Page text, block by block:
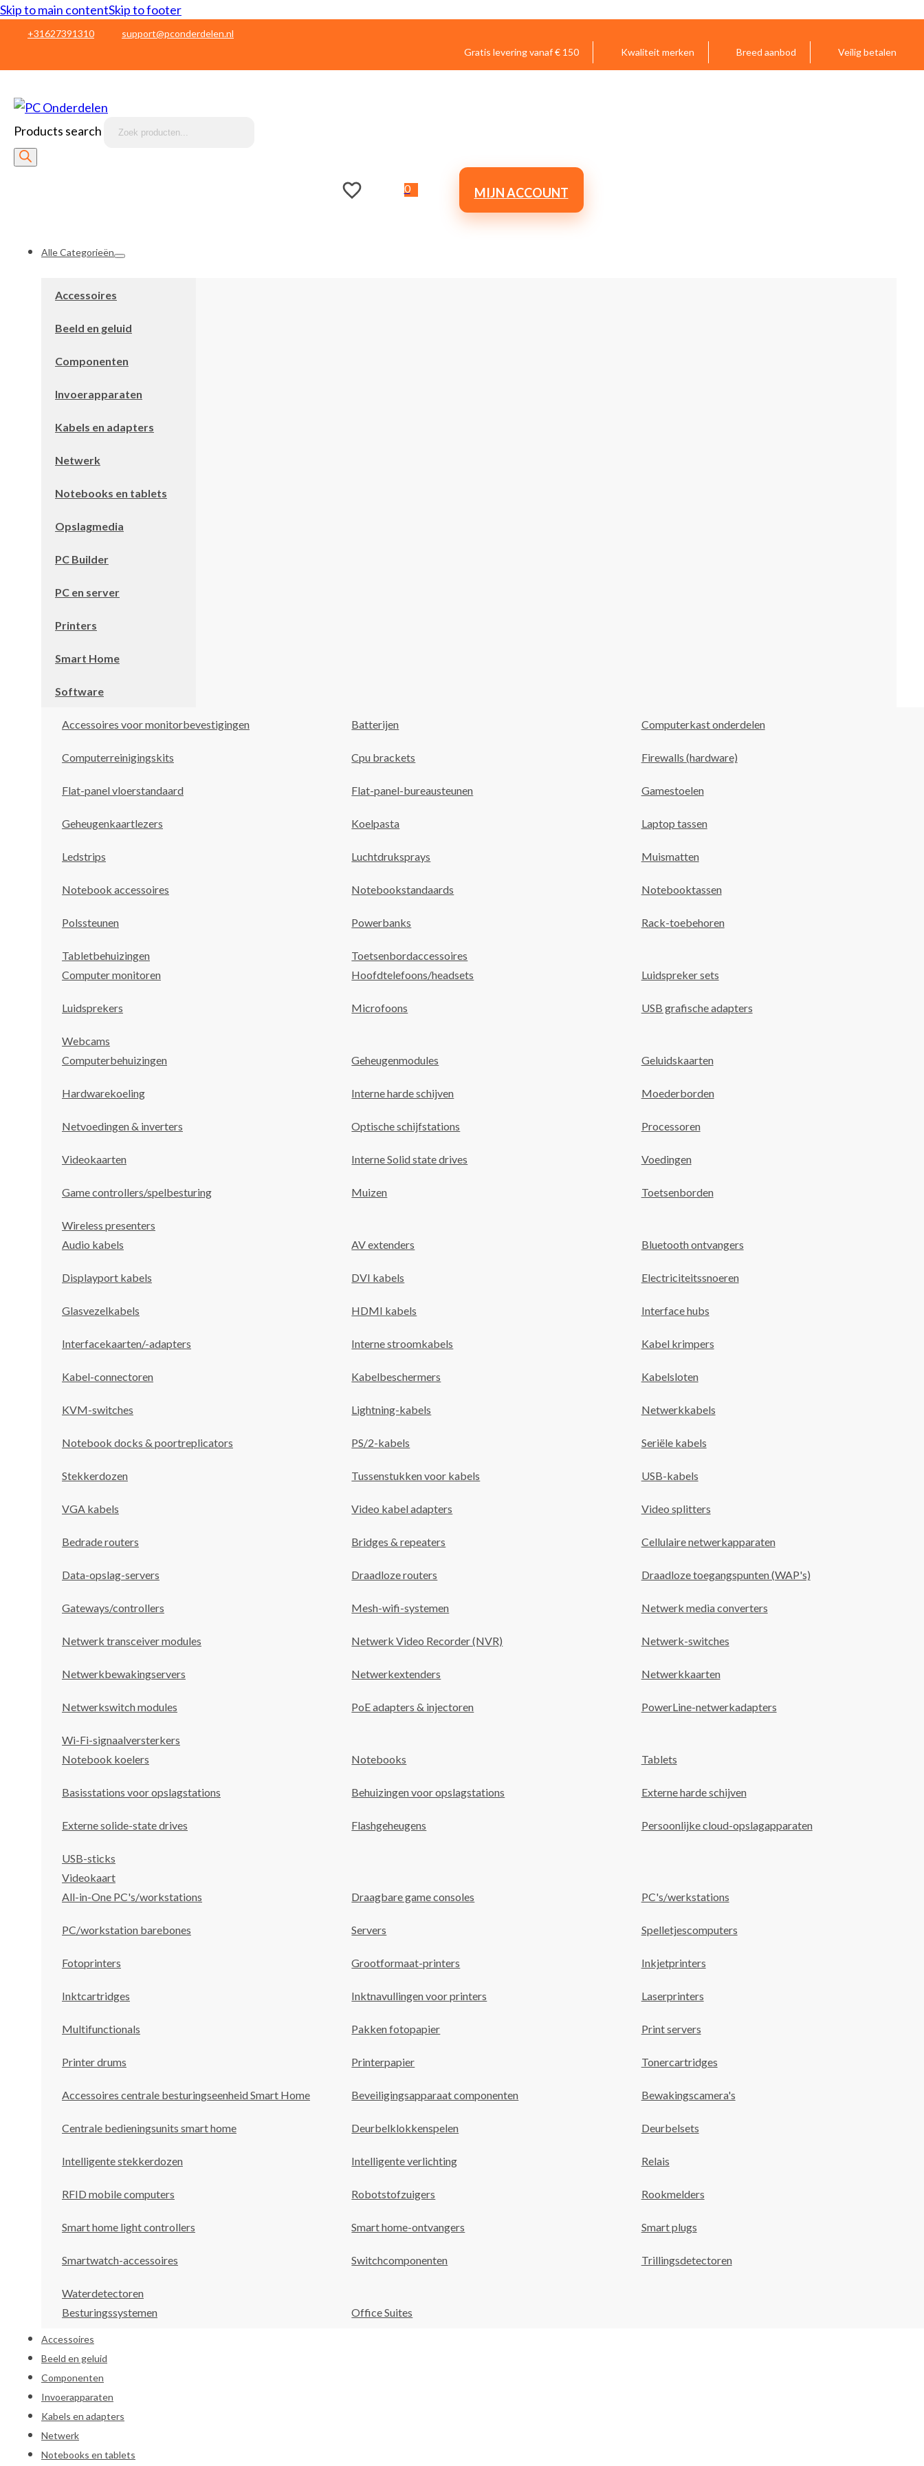
Skip to main contentSkip to footer
+31627391310
support@pconderdelen.nl
Gratis levering vanaf € 150
Kwaliteit merken Breed aanbod Veilig betalen
Products search
0 MIJN ACCOUNT
Alle Categorieën
Accessoires
Beeld en geluid
Componenten
Invoerapparaten
Kabels en adapters
Netwerk
Notebooks en tablets
Opslagmedia
PC Builder
PC en server
Printers
Smart Home
Software
Accessoires voor monitorbevestigingen Batterijen Computerkast onderdelen
Computerreinigingskits Cpu brackets Firewalls (hardware)
Flat-panel vloerstandaard Flat-panel-bureausteunen Gamestoelen
Geheugenkaartlezers Koelpasta Laptop tassen
Ledstrips Luchtdruksprays Muismatten
Notebook accessoires Notebookstandaards Notebooktassen
Polssteunen Powerbanks Rack-toebehoren
Tabletbehuizingen
Toetsenbordaccessoires
Computer monitoren
Hoofdtelefoons/headsets Luidspreker sets
Luidsprekers Microfoons USB grafische adapters
Webcams
Computerbehuizingen
Geheugenmodules Geluidskaarten
Hardwarekoeling Interne harde schijven Moederborden
Netvoedingen & inverters Optische schijfstations Processoren
Videokaarten Interne Solid state drives Voedingen
Game controllers/spelbesturing Muizen Toetsenborden
Wireless presenters
Audio kabels
AV extenders Bluetooth ontvangers
Displayport kabels DVI kabels Electriciteitssnoeren
Glasvezelkabels HDMI kabels Interface hubs
Interfacekaarten/-adapters Interne stroomkabels Kabel krimpers
Kabel-connectoren Kabelbeschermers Kabelsloten
KVM-switches Lightning-kabels Netwerkkabels
Notebook docks & poortreplicators PS/2-kabels Seriële kabels
Stekkerdozen Tussenstukken voor kabels USB-kabels
VGA kabels Video kabel adapters Video splitters
Bedrade routers Bridges & repeaters Cellulaire netwerkapparaten
Data-opslag-servers Draadloze routers Draadloze toegangspunten (WAP's)
Gateways/controllers Mesh-wifi-systemen Netwerk media converters
Netwerk transceiver modules Netwerk Video Recorder (NVR) Netwerk-switches
Netwerkbewakingservers Netwerkextenders Netwerkkaarten
Netwerkswitch modules PoE adapters & injectoren PowerLine-netwerkadapters
Wi-Fi-signaalversterkers
Notebook koelers
Notebooks Tablets
Basisstations voor opslagstations Behuizingen voor opslagstations Externe harde schijven
Externe solide-state drives Flashgeheugens Persoonlijke cloud-opslagapparaten
USB-sticks
Videokaart
All-in-One PC's/workstations
Draagbare game consoles PC's/werkstations
PC/workstation barebones Servers Spelletjescomputers
Fotoprinters Grootformaat-printers Inkjetprinters
Inktcartridges Inktnavullingen voor printers Laserprinters
Multifunctionals Pakken fotopapier Print servers
Printer drums Printerpapier Tonercartridges
Accessoires centrale besturingseenheid Smart Home Beveiligingsapparaat componenten Bewakingscamera's
Centrale bedieningsunits smart home Deurbelklokkenspelen Deurbelsets
Intelligente stekkerdozen Intelligente verlichting Relais
RFID mobile computers Robotstofzuigers Rookmelders
Smart home light controllers Smart home-ontvangers Smart plugs
Smartwatch-accessoires Switchcomponenten Trillingsdetectoren
Waterdetectoren
Besturingssystemen
Office Suites
Accessoires
Beeld en geluid
Componenten
Invoerapparaten
Kabels en adapters
Netwerk
Notebooks en tablets